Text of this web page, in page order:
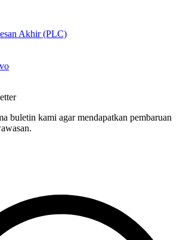
Akhir (PLC)
buletin kami agar mendapatkan pembaruan